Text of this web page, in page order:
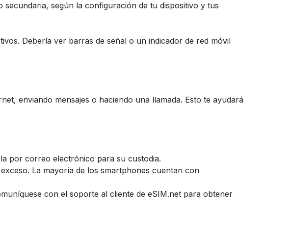
según la configuración de tu dispositivo y tus
Debería ver barras de señal o un indicador de red móvil
enviando mensajes o haciendo una llamada. Esto te ayudará
por correo electrónico para su custodia.
La mayoría de los smartphones cuentan con
con el soporte al cliente de eSIM.net para obtener